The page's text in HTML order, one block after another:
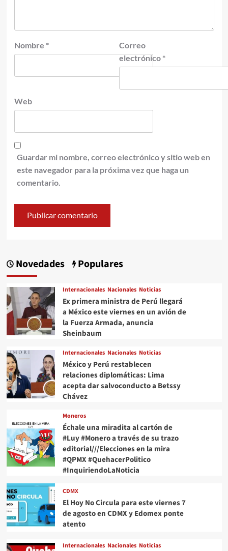
Nombre *
Correo
electrónico *
Web
Guardar mi nombre, correo electrónico y sitio web en
este navegador para la próxima vez que haga un
comentario.
Novedades Populares
Internacionales Nacionales Noticias
Ex primera ministra de Perú llegará
a México este viernes en un avión de
la Fuerza Armada, anuncia
Sheinbaum
Internacionales Nacionales Noticias
México y Perú restablecen
relaciones diplomáticas: Lima
acepta dar salvoconducto a Betssy
Chávez
Moneros
Échale una miradita al cartón de
#Luy #Monero a través de su trazo
editorial///Elecciones en la mira
#QPMX #QuehacerPolitico
#InquiriendoLaNoticia
CDMX
El Hoy No Circula para este viernes 7
de agosto en CDMX y Edomex ponte
atento
Internacionales Nacionales Noticias